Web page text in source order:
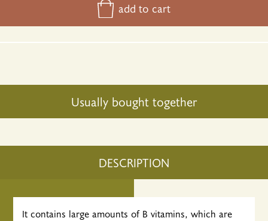
add to cart
Usually bought together
DESCRIPTION
It contains large amounts of B vitamins, which are